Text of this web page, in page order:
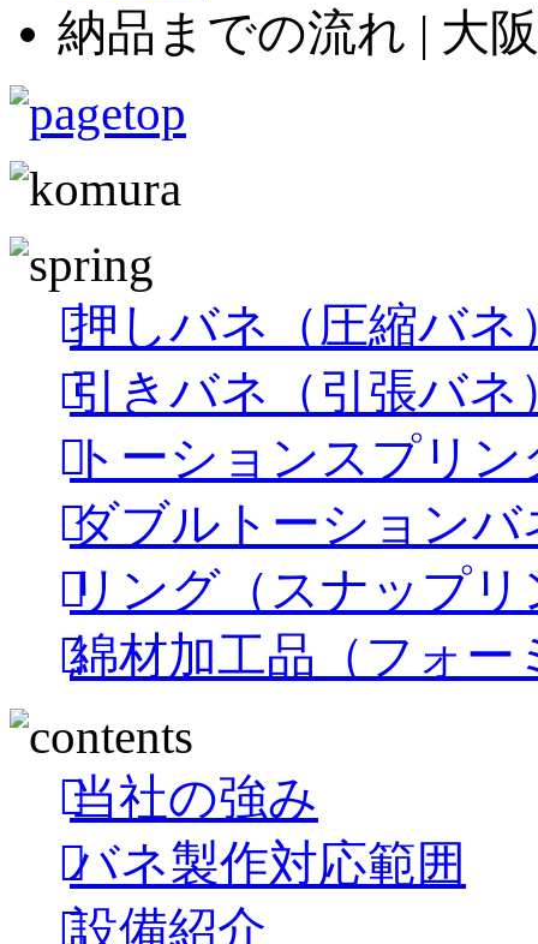
納品までの流れ | 大
押しバネ（圧縮バネ
引きバネ（引張バネ
トーションスプリン
ダブルトーションバ
リング（スナップリ
綿材加工品（フォー
当社の強み
バネ製作対応範囲
設備紹介